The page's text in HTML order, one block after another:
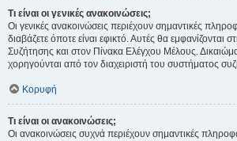
Τι είναι οι γενικές ανακοινώσεις;
Οι γενικές ανακοινώσεις περιέχουν σημαντικές
διαβάζετε όποτε είναι εφικτό. Αυτές θα εμφανίζονται
Συζήτησης και στον Πίνακα Ελέγχου Μέλους.
χορηγούνται από τον διαχειριστή του συστήματος
Κορυφή
Τι είναι οι ανακοινώσεις;
Οι ανακοινώσεις συχνά περιέχουν σημαντικές